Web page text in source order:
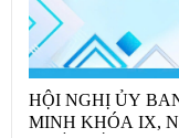
HỘI NGHỊ ỦY
MINH KHÓA IX,